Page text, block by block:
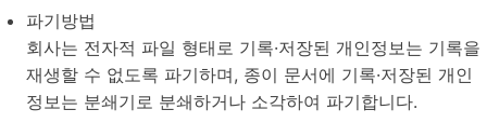
파기방법
회사는 전자적 파일 형태로 기록·저장된 개인정보는 기록을
재생할 수 없도록 파기하며, 종이 문서에 기록·저장된 개인
정보는 분쇄기로 분쇄하거나 소각하여 파기합니다.